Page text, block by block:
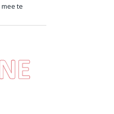
te